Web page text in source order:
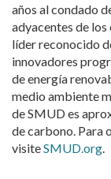
años al condado
adyacentes de los
líder reconocido
innovadores
de energía
medio ambiente
de SMUD es
de carbono. Para
visiteSMUD.org.